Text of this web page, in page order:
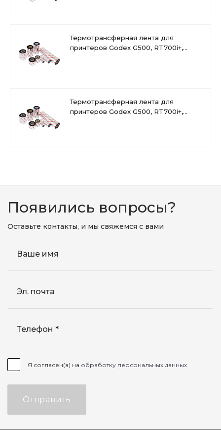
Термотрансферная лента для
принтеров Godex G500, RT700i+,
Термотрансферная лента для
принтеров Godex G500, RT700i+,
Появились вопросы?
Оставьте контакты, и мы свяжемся с вами
Ваше имя
Эл. почта
Телефон
Я согласен(а) на обработку персональных данных
Отправить